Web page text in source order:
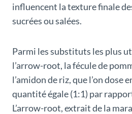
influencent la texture finale
sucrées ou salées.
Parmi les substituts les plus
l’arrow-root, la fécule de
l’amidon de riz, que l’on dose
quantité égale (1:1) par
L’arrow-root, extrait de la